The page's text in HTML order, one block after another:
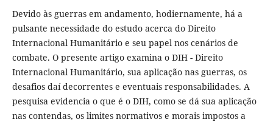
Devido às guerras em andamento, hodiernamente, há a
pulsante necessidade do estudo acerca do Direito
Internacional Humanitário e seu papel nos cenários de
combate. O presente artigo examina o DIH - Direito
Internacional Humanitário, sua aplicação nas guerras, os
desafios daí decorrentes e eventuais responsabilidades. A
pesquisa evidencia o que é o DIH, como se dá sua aplicação
nas contendas, os limites normativos e morais impostos a